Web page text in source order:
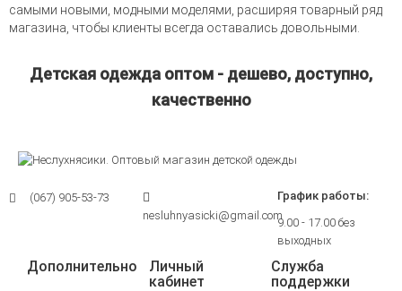
самыми новыми, модными моделями, расширяя товарный ряд
магазина, чтобы клиенты всегда оставались довольными.
Детская одежда оптом - дешево, доступно,
качественно
(067) 905-53-73
nesluhnyasicki@gmail.com
График работы:
9.00 - 17.00 без
выходных
Дополнительно
Личный
кабинет
Служба
поддержки